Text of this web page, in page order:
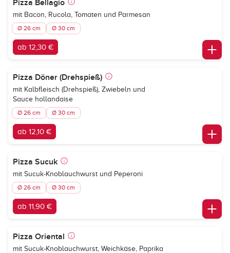
Pizza Bellagio
mit Bacon, Rucola, Tomaten und Parmesan
Ø 26 cm Ø 30 cm
ab 12,30 €
Pizza Döner (Drehspieß)
mit Kalbfleisch (Drehspieß), Zwiebeln und
Sauce hollandaise
Ø 26 cm Ø 30 cm
ab 12,10 €
Pizza Sucuk
mit Sucuk-Knoblauchwurst und Peperoni
Ø 26 cm Ø 30 cm
ab 11,90 €
Pizza Oriental
mit Sucuk-Knoblauchwurst, Weichkäse, Paprika